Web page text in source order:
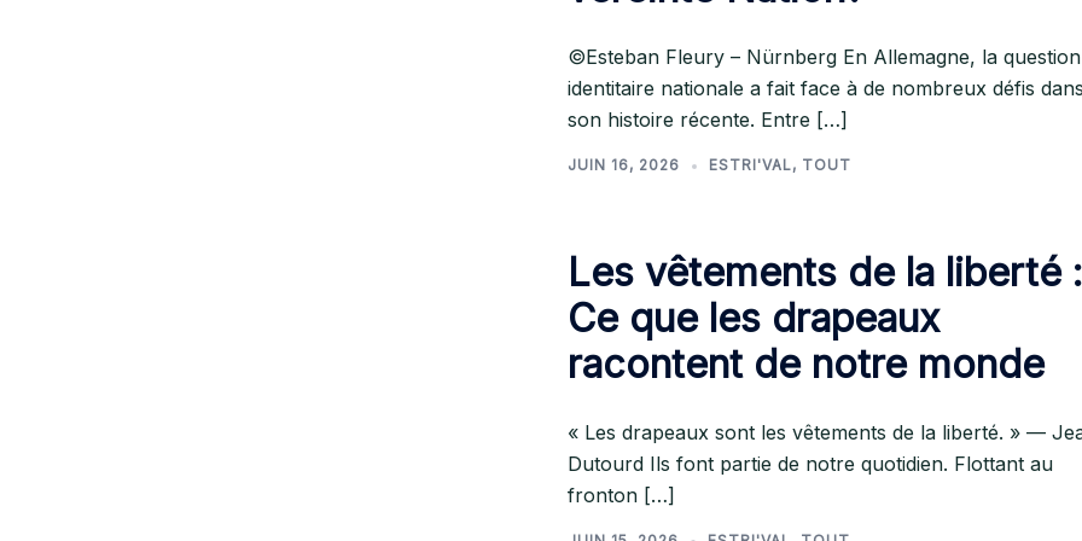
©Esteban Fleury – Nürnberg En Allemagne, la question
identitaire nationale a fait face à de nombreux défis dans
son histoire récente. Entre […]
JUIN 16, 2026 ESTRI'VAL, TOUT
Les vêtements de la liberté :
Ce que les drapeaux
racontent de notre monde
« Les drapeaux sont les vêtements de la liberté. » —
Dutourd Ils font partie de notre quotidien. Flottant au
fronton […]